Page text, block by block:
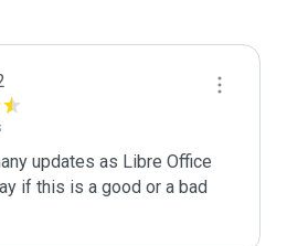
updates as Libre Office
if this is a good or a bad